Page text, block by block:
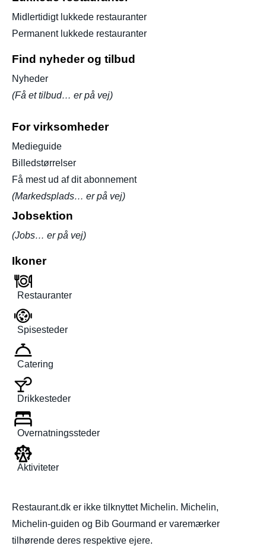
Midlertidigt lukkede restauranter
Permanent lukkede restauranter
Find nyheder og tilbud
Nyheder
(Få et tilbud… er på vej)
For virksomheder
Medieguide
Billedstørrelser
Få mest ud af dit abonnement
(Markedsplads… er på vej)
Jobsektion
(Jobs… er på vej)
Ikoner
Restauranter
Spisesteder
Catering
Drikkesteder
Overnatningssteder
Aktiviteter
Restaurant.dk er ikke tilknyttet Michelin. Michelin,
Michelin-guiden og Bib Gourmand er varemærker
tilhørende deres respektive ejere.